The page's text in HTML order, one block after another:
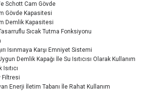
Schott Cam Gövde
Gövde Kapasitesi
Demlik Kapasitesi
Sıcak Tutma Fonksiyonu
Isınmaya Karşı Emniyet Sistemi
Demlik Kapağı İle Su Isıtıcısı Olarak Kullanım
Filtresi
Enerji İletim Tabanı İle Rahat Kullanım